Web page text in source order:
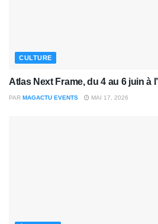
CULTURE
Atlas Next Frame, du 4 au 6 juin à
PAR MAGACTU EVENTS MAI 17, 2026